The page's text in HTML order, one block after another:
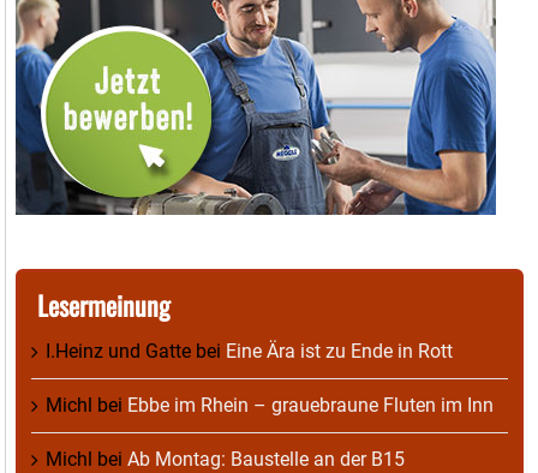
Lesermeinung
I.Heinz und Gatte bei Eine Ära ist zu Ende in Rott
Michl bei Ebbe im Rhein – grauebraune Fluten im Inn
Michl bei Ab Montag: Baustelle an der B15